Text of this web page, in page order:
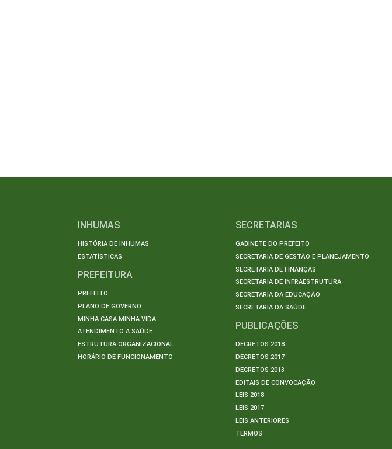
INHUMAS
HISTÓRIA DE INHUMAS
ESTATÍSTICAS
PREFEITURA
PREFEITO
PLANO DE GOVERNO
MINHA CASA MINHA VIDA
ATENDIMENTO A SAÚDE
ESTRUTURA ORGANIZACIONAL
HORÁRIO DE FUNCIONAMENTO
SECRETARIAS
GABINETE DO PREFEITO
SECRETARIA DE GESTÃO E PLANEJAMENTO
SECRETARIA DE FINANÇAS
SECRETARIA DE INFRAESTRUTURA
SECRETARIA DA EDUCAÇÃO
SECRETARIA DA SAÚDE
PUBLICAÇÕES
DECRETOS 2018
DECRETOS 2017
DECRETOS 2013
EDITAIS DE CONVOCAÇÃO
LEIS 2018
LEIS 2017
LEIS ANTERIORES
TERMOS